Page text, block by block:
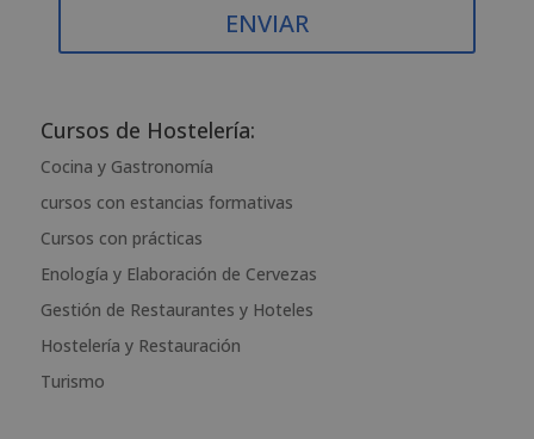
Desea recibir información comercial (vía telefónica y/o email):
t
r
n
a
i
v
e
Cursos de Hostelería:
Cocina y Gastronomía
cursos con estancias formativas
Cursos con prácticas
Enología y Elaboración de Cervezas
Gestión de Restaurantes y Hoteles
Hostelería y Restauración
Turismo